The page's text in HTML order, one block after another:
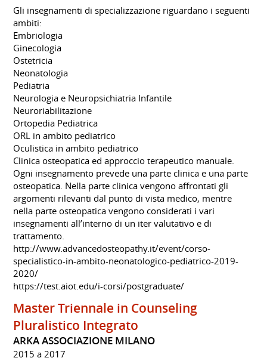
Gli insegnamenti di specializzazione riguardano i seguenti
ambiti:
Embriologia
Ginecologia
Ostetricia
Neonatologia
Pediatria
Neurologia e Neuropsichiatria Infantile
Neuroriabilitazione
Ortopedia Pediatrica
ORL in ambito pediatrico
Oculistica in ambito pediatrico
Clinica osteopatica ed approccio terapeutico manuale.
​Ogni insegnamento prevede una parte clinica e una parte
osteopatica. Nella parte clinica vengono affrontati gli
argomenti rilevanti dal punto di vista medico, mentre
nella parte osteopatica vengono considerati i vari
insegnamenti all’interno di un iter valutativo e di
trattamento.
http://www.advancedosteopathy.it/event/corso-
specialistico-in-ambito-neonatologico-pediatrico-2019-
2020/
https://test.aiot.edu/i-corsi/postgraduate/
Master Triennale in Counseling
Pluralistico Integrato
ARKA ASSOCIAZIONE MILANO
2015 a 2017